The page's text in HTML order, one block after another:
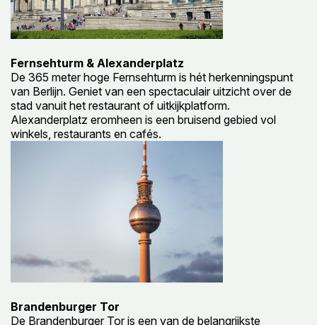
Fernsehturm & Alexanderplatz
De 365 meter hoge Fernsehturm is hét herkenningspunt
van Berlijn. Geniet van een spectaculair uitzicht over de
stad vanuit het restaurant of uitkijkplatform.
Alexanderplatz eromheen is een bruisend gebied vol
winkels, restaurants en cafés.
Brandenburger Tor
De Brandenburger Tor is een van de belangrijkste